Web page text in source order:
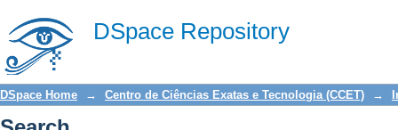
DSpace Repository
Search
DSpace Home → Centro de Ciências Exatas e Tecnologia (CCET) →